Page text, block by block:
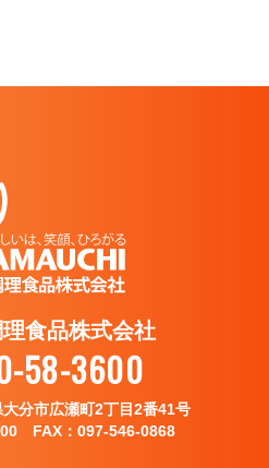
食品株式会社
58-3600
分市広瀬町2丁目2番41号
FAX：097-546-0868